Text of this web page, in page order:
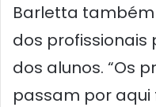
Barletta
dos
dos alunos. “Os
passam por